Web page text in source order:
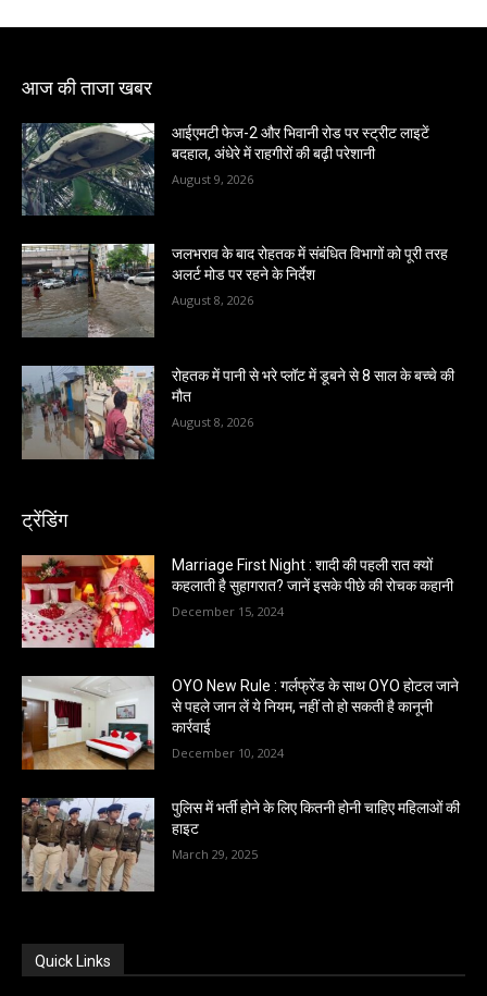
आज की ताजा खबर
आईएमटी फेज-2 और भिवानी रोड पर स्ट्रीट लाइटें
बदहाल, अंधेरे में राहगीरों की बढ़ी परेशानी
August 9, 2026
जलभराव के बाद रोहतक में संबंधित विभागों को पूरी तरह
अलर्ट मोड पर रहने के निर्देश
August 8, 2026
रोहतक में पानी से भरे प्लॉट में डूबने से 8 साल के बच्चे की
मौत
August 8, 2026
ट्रेंडिंग
Marriage First Night : शादी की पहली रात क्यों
कहलाती है सुहागरात? जानें इसके पीछे की रोचक कहानी
December 15, 2024
OYO New Rule : गर्लफ्रेंड के साथ OYO होटल जाने
से पहले जान लें ये नियम, नहीं तो हो सकती है कानूनी
कार्रवाई
December 10, 2024
पुलिस में भर्ती होने के लिए कितनी होनी चाहिए महिलाओं की
हाइट
March 29, 2025
Quick Links